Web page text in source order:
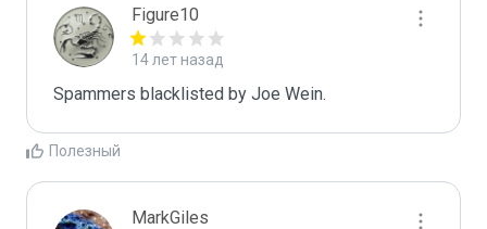
Figure10
14 лет назад
Spammers blacklisted by Joe Wein.
Полезный
MarkGiles